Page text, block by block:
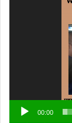
00:00